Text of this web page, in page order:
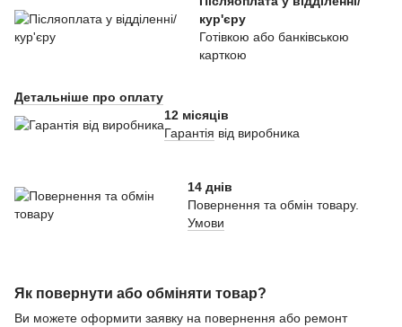
кур'єру
Готівкою або банківською
карткою
Детальніше про оплату
12 місяців
Гарантія від виробника
14 днів
Повернення та обмін товару.
Умови
Як повернути або обміняти товар?
Ви можете оформити заявку на повернення або ремонт